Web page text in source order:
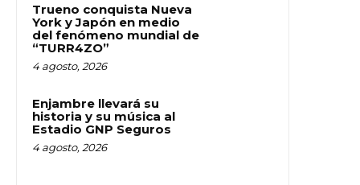
Trueno conquista Nueva
York y Japón en medio
del fenómeno mundial de
“TURR4ZO”
4 agosto, 2026
Enjambre llevará su
historia y su música al
Estadio GNP Seguros
4 agosto, 2026